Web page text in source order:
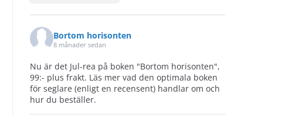
Bortom horisonten
8 månader sedan
Nu är det Jul-rea på boken "Bortom horisonten",
99:- plus frakt. Läs mer vad den optimala boken
för seglare (enligt en recensent) handlar om och
hur du beställer.